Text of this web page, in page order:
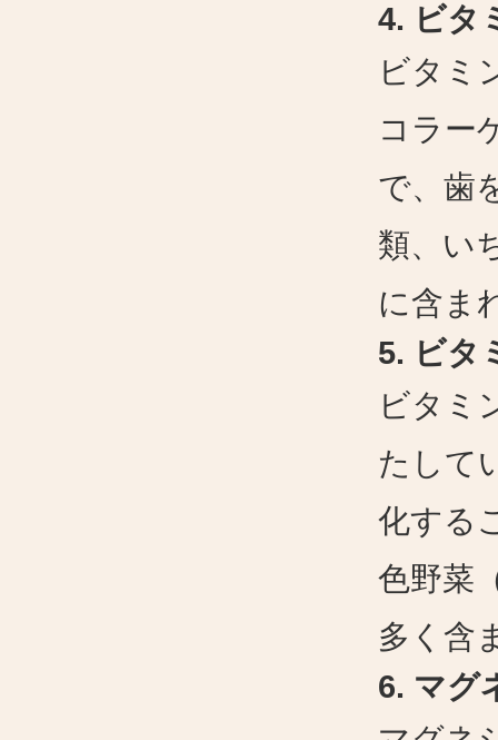
4. ビタ
ビタミ
コラー
で、歯
類、い
に含ま
5. ビタ
ビタミ
たして
化する
色野菜
多く含
6. マグ